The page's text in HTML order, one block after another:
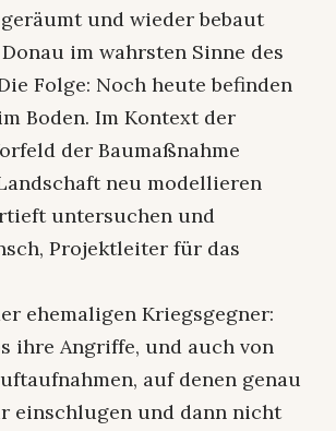
und wieder bebaut
im wahrsten Sinne des
Folge: Noch heute befinden
Boden. Im Kontext der
der Baumaßnahme
neu modellieren
untersuchen und
Projektleiter für das
ehemaligen Kriegsgegner:
ihre Angriffe, und auch von
auf denen genau
einschlugen und dann nicht